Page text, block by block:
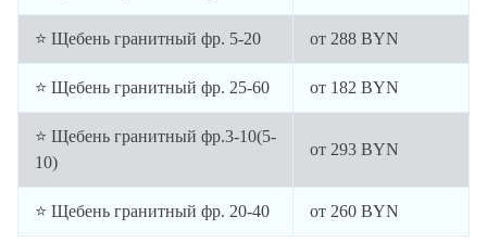
⭐ Щебень гранитный фр. 5-20 от 288 BYN
⭐ Щебень гранитный фр. 25-60 от 182 BYN
⭐ Щебень гранитный фр.3-10(5-
10)
от 293 BYN
⭐ Щебень гранитный фр. 20-40 от 260 BYN